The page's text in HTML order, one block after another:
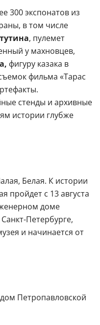
300 экспонатов из
в том числе
, пулемет
у махновцев,
фигуру казака в
фильма «Тарас
стенды и архивные
истории глубже
Белая. К истории
пройдет с 13 августа
доме
Петербурге,
и начинается от
Петропавловской